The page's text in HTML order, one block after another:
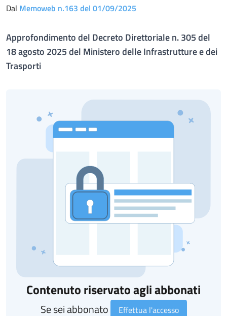
Dal Memoweb n.163 del 01/09/2025
Approfondimento del Decreto Direttoriale n. 305 del
18 agosto 2025 del Ministero delle Infrastrutture e dei
Trasporti
Contenuto riservato agli abbonati
Se sei abbonato Effettua l'accesso